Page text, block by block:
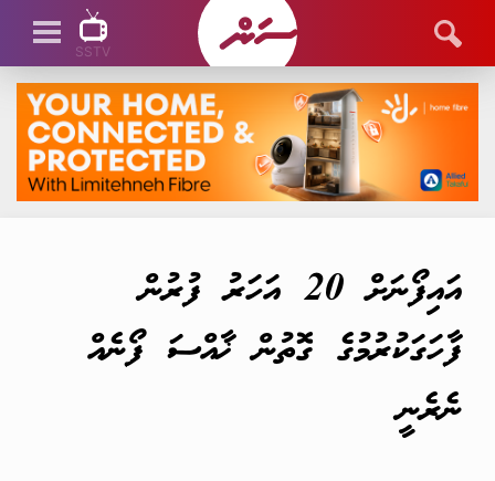
SSTV
SSTV LIVE
އައިފޯނަށް 20 އަހަރު ފުރުން
ފާހަގަކުރުމުގެ ގޮތުން ޚާއްސަ ފޯނެއް
ނެރެނީ